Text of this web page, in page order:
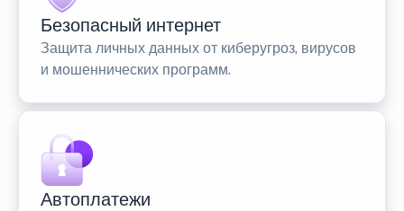
Безопасный интернет
Защита личных данных от киберугроз, вирусов
и мошеннических программ.
Автоплатежи